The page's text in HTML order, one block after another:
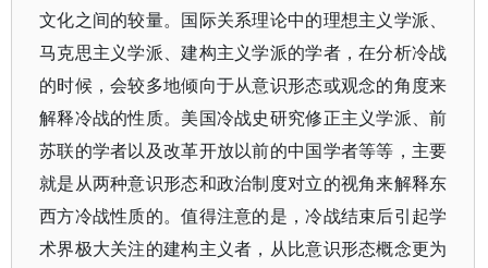
文化之间的较量。国际关系理论中的理想主义学派、
马克思主义学派、建构主义学派的学者，在分析冷战
的时候，会较多地倾向于从意识形态或观念的角度来
解释冷战的性质。美国冷战史研究修正主义学派、前
苏联的学者以及改革开放以前的中国学者等等，主要
就是从两种意识形态和政治制度对立的视角来解释东
西方冷战性质的。值得注意的是，冷战结束后引起学
术界极大关注的建构主义者，从比意识形态概念更为